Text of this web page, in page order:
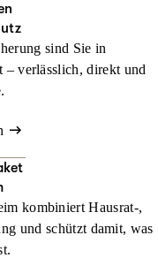
sind Sie in
– verlässlich, direkt und
kombiniert Hausrat-,
und schützt damit, was